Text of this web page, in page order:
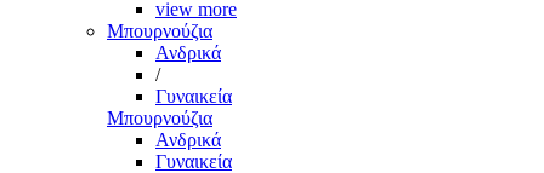
view more
Μπουρνούζια
Ανδρικά
/
Γυναικεία
Μπουρνούζια
Ανδρικά
Γυναικεία